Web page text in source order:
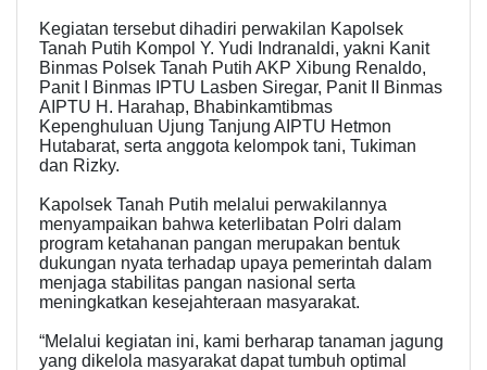
Kegiatan tersebut dihadiri perwakilan Kapolsek
Tanah Putih Kompol Y. Yudi Indranaldi, yakni Kanit
Binmas Polsek Tanah Putih AKP Xibung Renaldo,
Panit I Binmas IPTU Lasben Siregar, Panit II Binmas
AIPTU H. Harahap, Bhabinkamtibmas
Kepenghuluan Ujung Tanjung AIPTU Hetmon
Hutabarat, serta anggota kelompok tani, Tukiman
dan Rizky.
Kapolsek Tanah Putih melalui perwakilannya
menyampaikan bahwa keterlibatan Polri dalam
program ketahanan pangan merupakan bentuk
dukungan nyata terhadap upaya pemerintah dalam
menjaga stabilitas pangan nasional serta
meningkatkan kesejahteraan masyarakat.
“Melalui kegiatan ini, kami berharap tanaman jagung
yang dikelola masyarakat dapat tumbuh optimal